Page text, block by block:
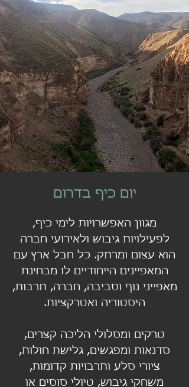
יום כיף בדרום
מגוון האפשרויות לימי כיף,
לפעילויות גיבוש ולאירועי חברה
הוא עצום ומרתק. כל חבל ארץ עם
המאפיינים הייחודיים לו מבחינת
מאפייני נוף וסביבה, חברה, תרבות,
היסטוריה ואטרקציות.
טרקים ומסלולי הליכה קצרים,
סדנאות ומפגשים, גלישת חולות,
ציורי סלע ותרבויות קדומות,
משחקי גיבוש, טיולי סוסים או